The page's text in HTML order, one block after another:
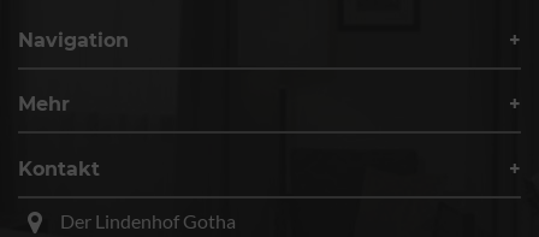
Navigation
Mehr
Kontakt
Der Lindenhof Gotha